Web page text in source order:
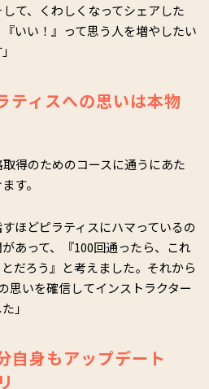
て、くわしくなってシェアした
いい！』って思う人を増やしたい
ティスへの思いは本物
得のためのコースに通うにあた
す。
ほどピラティスにハマっているの
あって、『100回通ったら、これ
だろう』と考えました。それから
思いを確信してインストラクター
」
自身もアップデート